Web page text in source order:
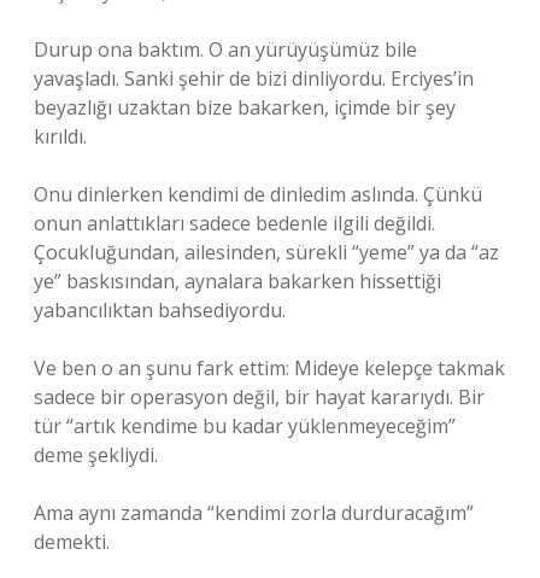
Durup ona baktım. O an yürüyüşümüz bile
yavaşladı. Sanki şehir de bizi dinliyordu. Erciyes’in
beyazlığı uzaktan bize bakarken, içimde bir şey
kırıldı.
Onu dinlerken kendimi de dinledim aslında. Çünkü
onun anlattıkları sadece bedenle ilgili değildi.
Çocukluğundan, ailesinden, sürekli “yeme” ya da “az
ye” baskısından, aynalara bakarken hissettiği
yabancılıktan bahsediyordu.
Ve ben o an şunu fark ettim: Mideye kelepçe takmak
sadece bir operasyon değil, bir hayat kararıydı. Bir
tür “artık kendime bu kadar yüklenmeyeceğim”
deme şekliydi.
Ama aynı zamanda “kendimi zorla durduracağım”
demekti.